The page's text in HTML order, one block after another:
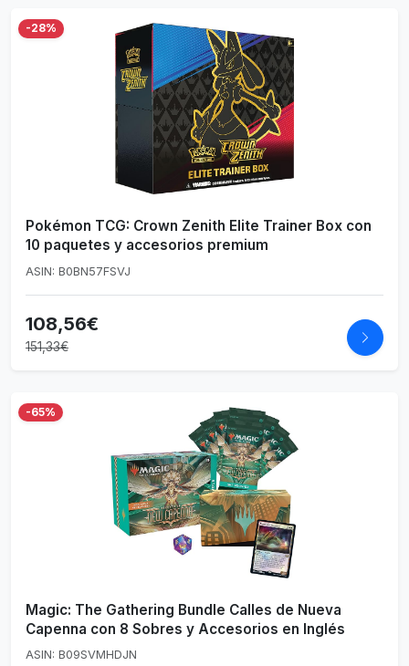
-28%
Pokémon TCG: Crown Zenith Elite Trainer Box con
10 paquetes y accesorios premium
ASIN: B0BN57FSVJ
108,56€
151,33€
-65%
Magic: The Gathering Bundle Calles de Nueva
Capenna con 8 Sobres y Accesorios en Inglés
ASIN: B09SVMHDJN